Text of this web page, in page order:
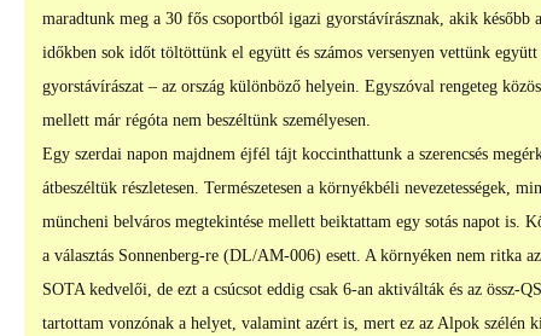
maradtunk meg a 30 fős csoportból igazi gyorstávírásznak, akik később
időkben sok időt töltöttünk el együtt és számos versenyen vettünk
gyorstávírászat – az ország különböző helyein. Egyszóval rengeteg
mellett már régóta nem beszéltünk személyesen.
Egy szerdai napon majdnem éjfél tájt koccinthattunk a szerencsés
átbeszéltük részletesen. Természetesen a környékbéli nevezetességek,
müncheni belváros megtekintése mellett beiktattam egy sotás napot is.
a választás Sonnenberg-re (DL/AM-006) esett. A környéken nem ritka
SOTA kedvelői, de ezt a csúcsot eddig csak 6-an aktiválták és az össz-
tartottam vonzónak a helyet, valamint azért is, mert ez az Alpok szélén